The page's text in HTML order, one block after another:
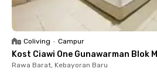
Coliving • Campur
Kost Ciawi One Gunawarman Blok M
Rawa Barat, Kebayoran Baru